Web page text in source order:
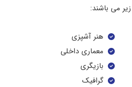
می باشند:
هنر آشپزی
معماری داخلی
بازیگری
گرافیک